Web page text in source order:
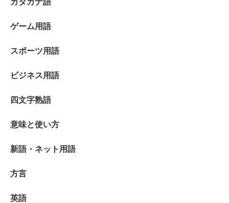
カタカナ語
ゲーム用語
スポーツ用語
ビジネス用語
四文字熟語
意味と使い方
新語・ネット用語
方言
英語